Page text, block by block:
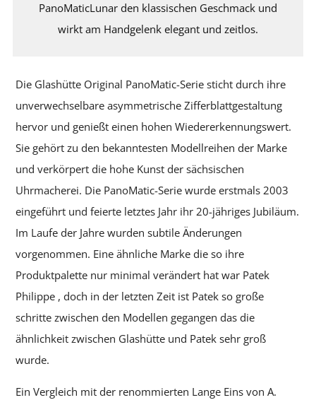
PanoMaticLunar den klassischen Geschmack und
wirkt am Handgelenk elegant und zeitlos.
Die Glashütte Original PanoMatic-Serie sticht durch ihre
unverwechselbare asymmetrische Zifferblattgestaltung
hervor und genießt einen hohen Wiedererkennungswert.
Sie gehört zu den bekanntesten Modellreihen der Marke
und verkörpert die hohe Kunst der sächsischen
Uhrmacherei. Die PanoMatic-Serie wurde erstmals 2003
eingeführt und feierte letztes Jahr ihr 20-jähriges Jubiläum.
Im Laufe der Jahre wurden subtile Änderungen
vorgenommen. Eine ähnliche Marke die so ihre
Produktpalette nur minimal verändert hat war Patek
Philippe , doch in der letzten Zeit ist Patek so große
schritte zwischen den Modellen gegangen das die
ähnlichkeit zwischen Glashütte und Patek sehr groß
wurde.
Ein Vergleich mit der renommierten Lange Eins von A.